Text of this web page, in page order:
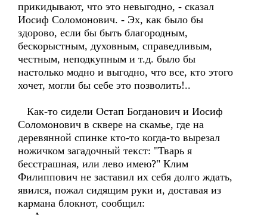
прикидывают, что это невыгодно, - сказал
Иосиф Соломонович. - Эх, как было бы
здорово, если бы быть благородным,
бескорыстным, духовным, справедливым,
честным, неподкупным и т.д. было бы
настолько модно и выгодно, что все, кто этого
хочет, могли бы себе это позволить!..
Как-то сидели Остап Богданович и Иосиф
Соломонович в сквере на скамье, где на
деревянной спинке кто-то когда-то вырезал
ножичком загадочный текст: "Тварь я
бесстрашная, или лево имею?" Клим
Филиппович не заставил их себя долго ждать,
явился, пожал сидящим руки и, доставая из
кармана блокнот, сообщил: